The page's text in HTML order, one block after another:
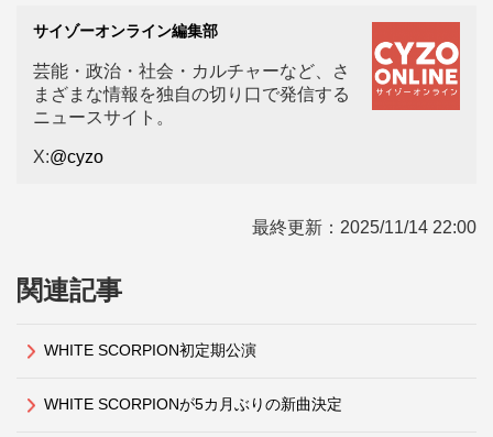
サイゾーオンライン編集部
芸能・政治・社会・カルチャーなど、さ
まざまな情報を独自の切り口で発信する
ニュースサイト。
X:@cyzo
最終更新： 2025/11/14 22:00
関連記事
WHITE SCORPION初定期公演
WHITE SCORPIONが5カ月ぶりの新曲決定